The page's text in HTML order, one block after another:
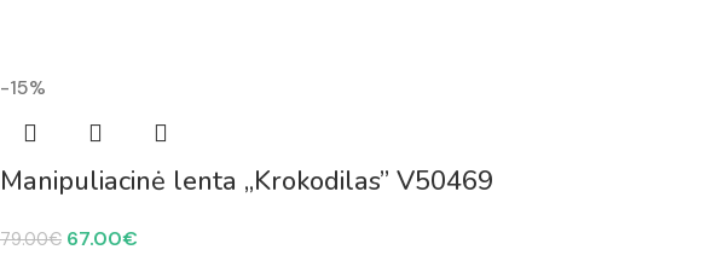
-15%
Manipuliacinė lenta „Krokodilas” V50469
79.00€ 67.00€